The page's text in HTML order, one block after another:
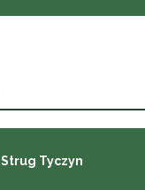
Strug Tyczyn